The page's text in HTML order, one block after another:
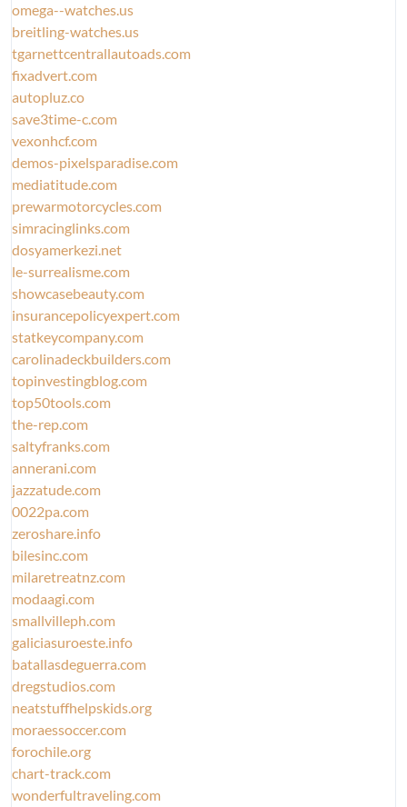
omega--watches.us
breitling-watches.us
tgarnettcentrallautoads.com
fixadvert.com
autopluz.co
save3time-c.com
vexonhcf.com
demos-pixelsparadise.com
mediatitude.com
prewarmotorcycles.com
simracinglinks.com
dosyamerkezi.net
le-surrealisme.com
showcasebeauty.com
insurancepolicyexpert.com
statkeycompany.com
carolinadeckbuilders.com
topinvestingblog.com
top50tools.com
the-rep.com
saltyfranks.com
annerani.com
jazzatude.com
0022pa.com
zeroshare.info
bilesinc.com
milaretreatnz.com
modaagi.com
smallvilleph.com
galiciasuroeste.info
batallasdeguerra.com
dregstudios.com
neatstuffhelpskids.org
moraessoccer.com
forochile.org
chart-track.com
wonderfultraveling.com